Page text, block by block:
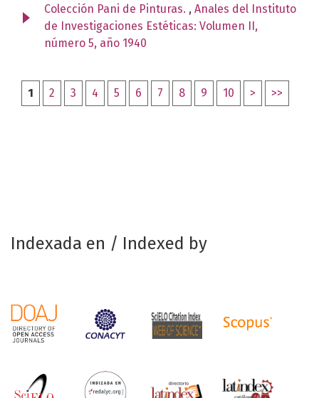
Colección Pani de Pinturas. , Anales del Instituto
de Investigaciones Estéticas: Volumen II,
número 5, año 1940
1 2 3 4 5 6 7 8 9 10 > >>
Indexada en / Indexed by